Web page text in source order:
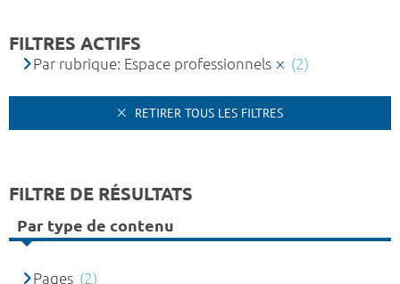
FILTRES ACTIFS
Par rubrique: Espace professionnels (2)
RETIRER TOUS LES FILTRES
FILTRE DE RÉSULTATS
Par type de contenu
Pages (2)